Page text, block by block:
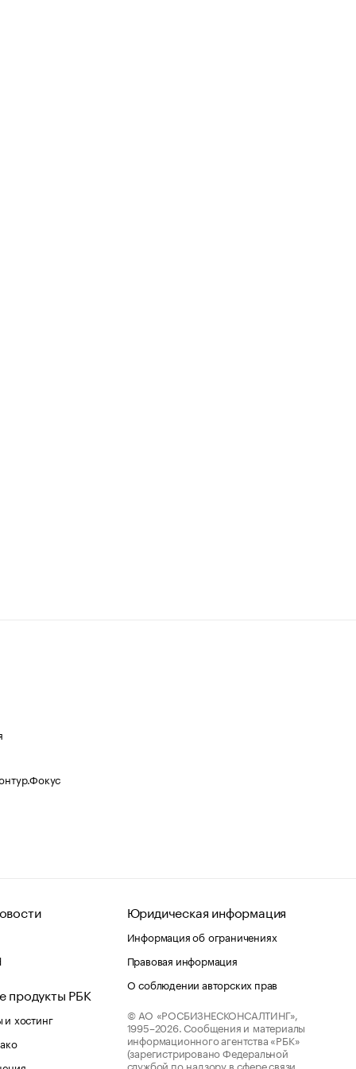
продукты РБК
хостинг
Юридическая информация
Информация об ограничениях
Правовая информация
О соблюдении авторских прав
© АО «РОСБИЗНЕСКОНСАЛТИНГ»,
1995–2026. Сообщения и материалы
информационного агентства «РБК»
(зарегистрировано Федеральной
службой по надзору в сфере связи,